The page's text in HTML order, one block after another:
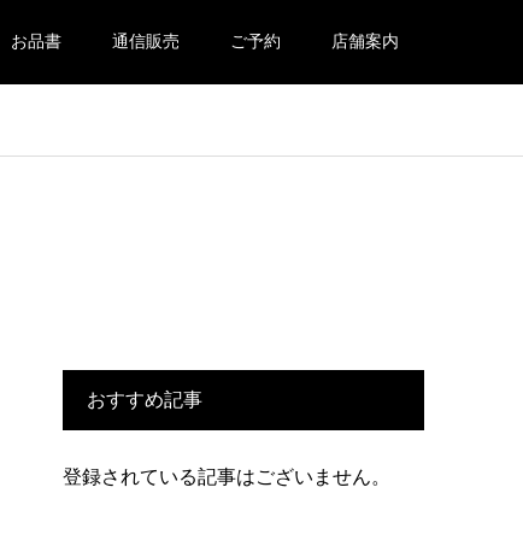
お品書 通信販売 ご予約 店舗案内
おすすめ記事
登録されている記事はございません。